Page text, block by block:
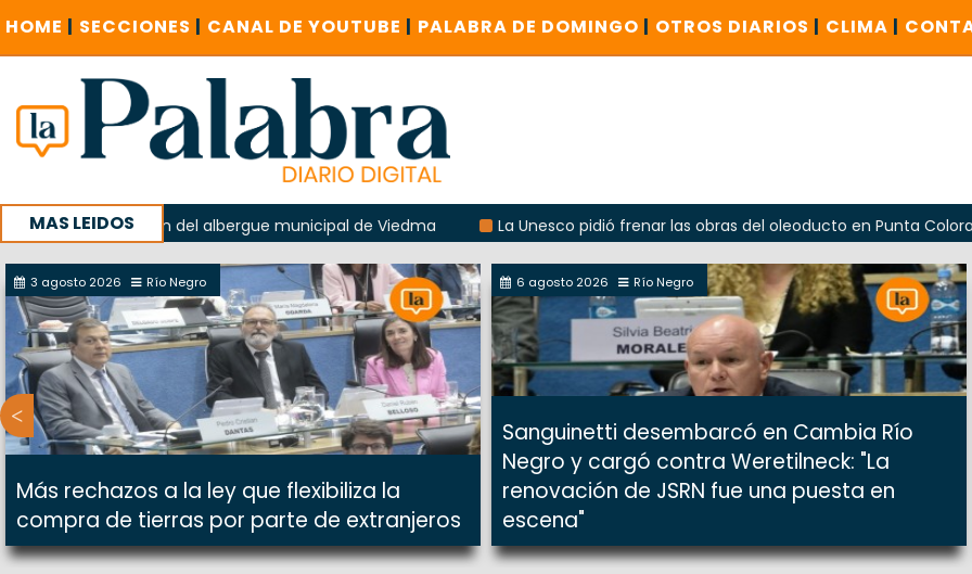
HOME | SECCIONES | CANAL DE YOUTUBE | PALABRA DE DOMINGO | OTROS DIARIOS | CLIMA |
MAS LEIDOS
explosión del albergue municipal de Viedma La Unesco pidió frenar las obras del oleoducto en Punta Colorada
con un encuentro provincial en Roca
3 agosto 2026 Río Negro
Más rechazos a la ley que flexibiliza la
compra de tierras por parte de extranjeros
6 agosto 2026 Río Negro
Sanguinetti desembarcó en Cambia Río
Negro y cargó contra Weretilneck: "La
renovación de JSRN fue una puesta en
escena"